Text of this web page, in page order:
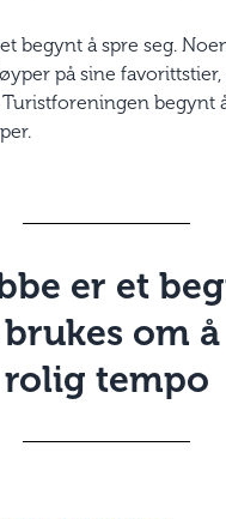
begynt å spre seg.
på sine favoritt­stier,
begynt
er et
om
rolig tempo